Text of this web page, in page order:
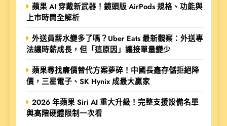
蘋果 AI 穿戴新武器！鏡頭版 AirPods 規格、功能與
上市時間全解析
外送員薪水變多了嗎？Uber Eats 最新觀察：外送專
法讓時薪成長，但「這原因」讓接單量變少
蘋果尋找廉價替代方案夢碎！中國長鑫存儲拒絕降
價，三星電子、SK Hynix 成最大贏家
2026 年蘋果 Siri AI 重大升級！完整支援設備名單
與高階硬體限制一次看